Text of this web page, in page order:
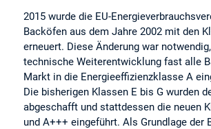
2015 wurde die EU-
Backöfen aus dem Jahre 2002 mit den
erneuert. Diese Änderung war
technische Weiterentwicklung fast alle
Markt in die Energieeffizienzklasse A
Die bisherigen Klassen E bis G wurden
abgeschafft und stattdessen die neuen
und A+++ eingeführt. Als Grundlage der